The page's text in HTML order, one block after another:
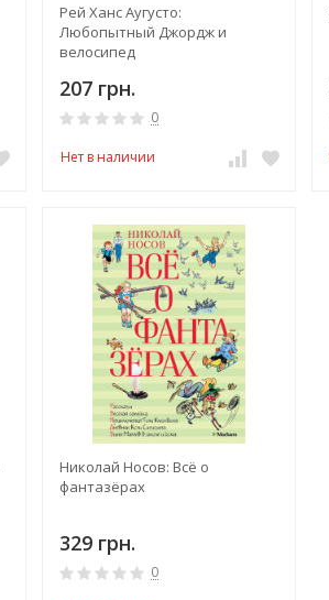
Рей Ханс Аугусто:
Любопытный Джордж и
велосипед
207 грн.
0
Нет в наличии
Николай Носов: Всё о
фантазёрах
329 грн.
0